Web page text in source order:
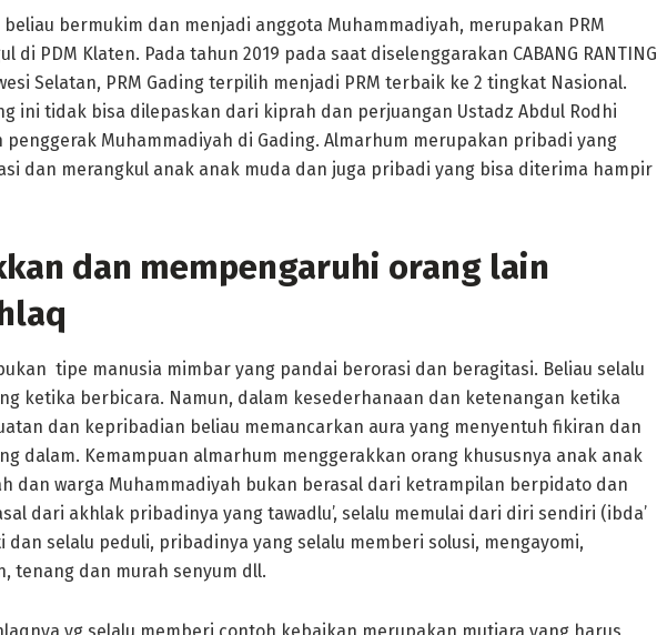
beliau bermukim dan menjadi anggota Muhammadiyah, merupakan PRM
di PDM Klaten. Pada tahun 2019 pada saat diselenggarakan CABANG RANTING
Selatan, PRM Gading terpilih menjadi PRM terbaik ke 2 tingkat Nasional.
ini tidak bisa dilepaskan dari kiprah dan perjuangan Ustadz Abdul Rodhi
penggerak Muhammadiyah di Gading. Almarhum merupakan pribadi yang
dan merangkul anak anak muda dan juga pribadi yang bisa diterima hampir
dan mempengaruhi orang lain
tipe manusia mimbar yang pandai berorasi dan beragitasi. Beliau selalu
ketika berbicara. Namun, dalam kesederhanaan dan ketenangan ketika
dan kepribadian beliau memancarkan aura yang menyentuh fikiran dan
dalam. Kemampuan almarhum menggerakkan orang khususnya anak anak
dan warga Muhammadiyah bukan berasal dari ketrampilan berpidato dan
dari akhlak pribadinya yang tawadlu’, selalu memulai dari diri sendiri (ibda’
dan selalu peduli, pribadinya yang selalu memberi solusi, mengayomi,
tenang dan murah senyum dll.
yg selalu memberi contoh kebaikan merupakan mutiara yang harus